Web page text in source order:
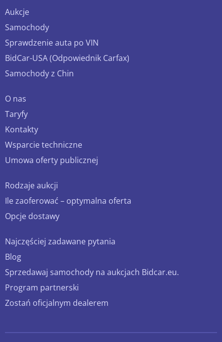
Aukcje
Samochody
Sprawdzenie auta po VIN
BidCar-USA (Odpowiednik Carfax)
Samochody z Chin
O nas
Taryfy
Kontakty
Wsparcie techniczne
Umowa oferty publicznej
Rodzaje aukcji
Ile zaoferować – optymalna oferta
Opcje dostawy
Najczęściej zadawane pytania
Blog
Sprzedawaj samochody na aukcjach Bidcar.eu.
Program partnerski
Zostań oficjalnym dealerem